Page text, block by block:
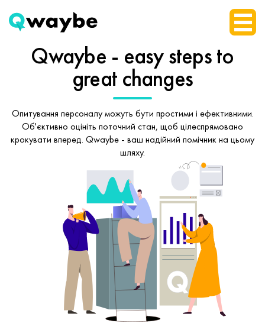
Qwaybe - easy stepsto
great changes
Опитування персоналу можуть бути простими і ефективними.
Об'єктивно оцініть поточний стан, щоб цілеспрямовано
крокувати вперед. Qwaybe - ваш надійний помічник на цьому
шляху.